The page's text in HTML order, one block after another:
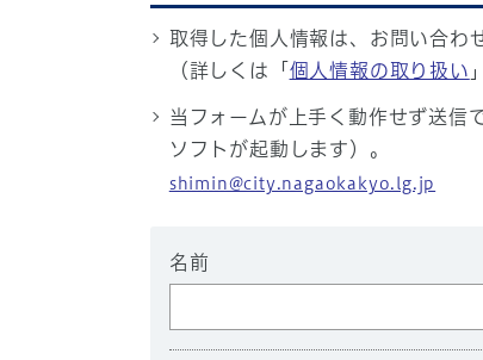
取得した個人情報は、お問い合わ
（詳しくは「 個人情報の取り扱い
当フォームが上手く動作せず送信
ソフトが起動します）。
shimin@city.nagaokakyo.lg.jp
名前